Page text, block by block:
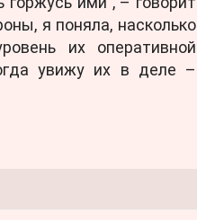
я поняла, насколько
их оперативной
увижу их в деле –